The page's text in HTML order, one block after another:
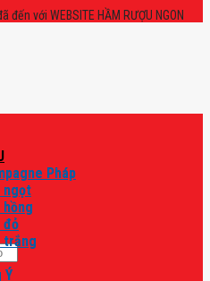
với WEBSITE HẦM RƯỢU NGON
Pháp
ngọt
hồng
đỏ
trắng
Ý